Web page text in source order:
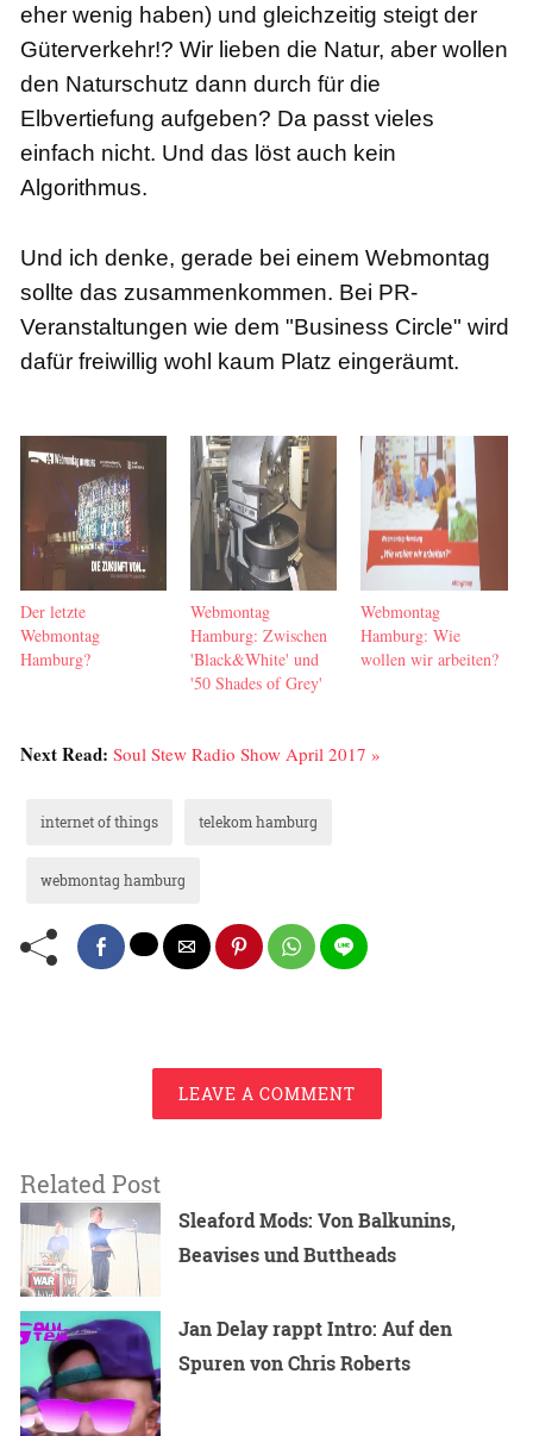
eher wenig haben) und gleichzeitig steigt der
Güterverkehr!? Wir lieben die Natur, aber wollen
den Naturschutz dann durch für die
Elbvertiefung aufgeben? Da passt vieles
einfach nicht. Und das löst auch kein
Algorithmus.
Und ich denke, gerade bei einem Webmontag
sollte das zusammenkommen. Bei PR-
Veranstaltungen wie dem "Business Circle" wird
dafür freiwillig wohl kaum Platz eingeräumt.
Der letzte
Webmontag
Hamburg?
Webmontag
Hamburg: Zwischen
'Black&White' und
'50 Shades of Grey'
Webmontag
Hamburg: Wie
wollen wir arbeiten?
Next Read: Soul Stew Radio Show April 2017 »
internet of things telekom hamburg
webmontag hamburg
LEAVE A COMMENT
Related Post
Sleaford Mods: Von Balkunins,
Beavises und Buttheads
Jan Delay rappt Intro: Auf den
Spuren von Chris Roberts